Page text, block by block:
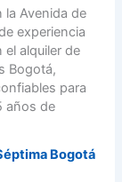
la Avenida de
experiencia
el alquiler de
Bogotá,
para
años de
Bogotá